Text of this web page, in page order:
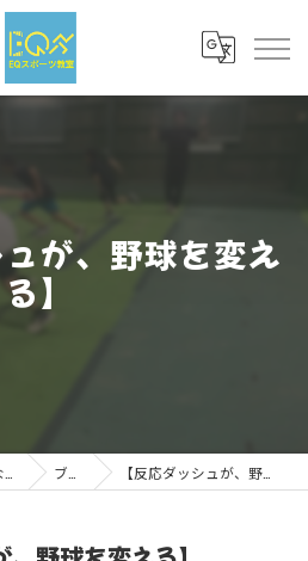
ュが、野球を変え
る】
ブログ 【反応ダッシュが、野球を変える】